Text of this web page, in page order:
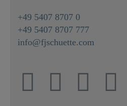
+49 5407 8707 0
+49 5407 8707 777
info@fjschuette.com